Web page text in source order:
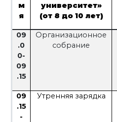
м
я
университет»
(от 8 до 10 лет)
09
.0
0-
09
.15
Организационное
собрание
09
.15
-
Утренняя зарядка